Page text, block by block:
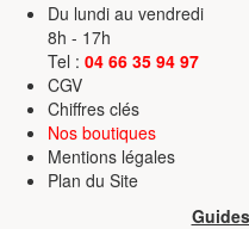
Du lundi au vendredi
8h - 17h
Tel : 04 66 35 94 97
CGV
Chiffres clés
Nos boutiques
Mentions légales
Plan du Site